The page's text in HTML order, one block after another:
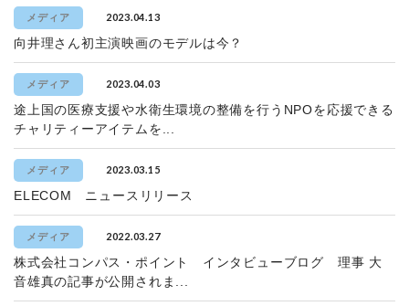
メディア 2023.04.13
向井理さん初主演映画のモデルは今？
メディア 2023.04.03
途上国の医療支援や水衛生環境の整備を行うNPOを応援できる
チャリティーアイテムを...
メディア 2023.03.15
ELECOM ニュースリリース
メディア 2022.03.27
株式会社コンパス・ポイント インタビューブログ 理事 大
音雄真の記事が公開されま...